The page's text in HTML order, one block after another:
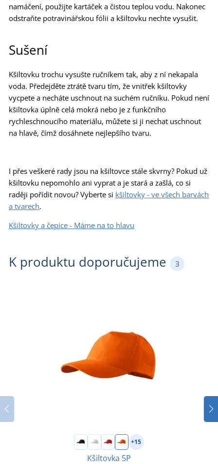
namáčení, použijte kartáček a čistou teplou vodu. Nakonec
odstraňte potravinářskou fólii a kšiltovku nechte vysušit.
Sušení
Kšiltovku trochu vysušte ručníkem tak, aby z ní nekapala
voda. Předejděte ztrátě tvaru tím, že vnitřek kšiltovky
vycpete a necháte uschnout na suchém ručníku. Pokud není
kšiltovka úplně celá mokrá nebo je z funkčního
rychleschnoucího materiálu, můžete si ji nechat uschnout
na hlavě, čímž dosáhnete nejlepšího tvaru.
I přes veškeré rady jsou na kšiltovce stále skvrny? Pokud už
kšiltovku nepomohlo ani vyprat a je stará a zašlá, co si
raději pořídit novou? Vyberte si kšiltovky - ve všech barvách
a tvarech.
Kšiltovky a čepice - Máme na to hlavu
K produktu doporučujeme 3
+15
Kšiltovka 5P